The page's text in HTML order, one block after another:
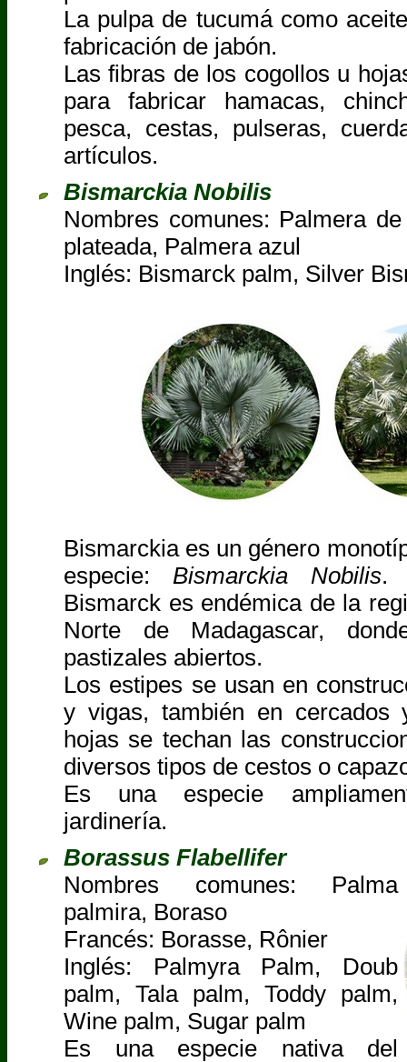
La pulpa de tucumá como
fabricación de jabón.
Las fibras de los cogollos u
para fabricar hamacas,
pesca, cestas, pulseras,
artículos.
Bismarckia Nobilis
Nombres comunes: Palmera
plateada, Palmera azul
Inglés: Bismarck palm, Silver
Bismarckia es un género
especie: Bismarckia Nobilis.
Bismarck es endémica de la
Norte de Madagascar,
pastizales abiertos.
Los estipes se usan en
y vigas, también en cercados
hojas se techan las
diversos tipos de cestos o
Es una especie
jardinería.
Borassus Flabellifer
Nombres comunes: Palma
palmira, Boraso
Francés: Borasse, Rônier
Inglés: Palmyra Palm, Doub
palm, Tala palm, Toddy palm,
Wine palm, Sugar palm
Es una especie nativa del